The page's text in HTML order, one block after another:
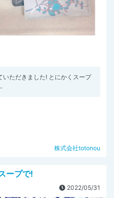
ただきました! とにかくスープ
株式会社totonou
ープで!
2022/05/31